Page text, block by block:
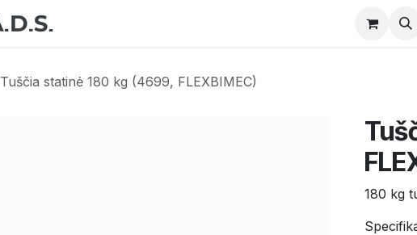
Tuščia statinė 180 kg (4699, FLEXBIMEC)
180 kg